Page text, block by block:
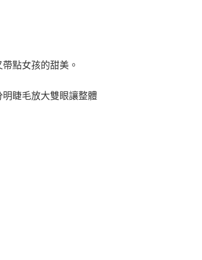
點女孩的甜美。
睫毛放大雙眼讓整體